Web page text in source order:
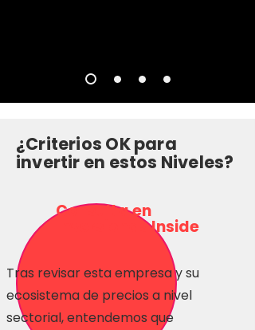
¿Criterios OK para
invertir en estos Niveles?
Consulta en
Inversionas Inside
Tras revisar esta empresa y su
ecosistema de precios a nivel
sectorial, entendemos que